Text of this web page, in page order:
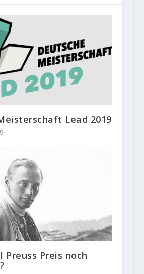
Lead 2019
Preuss Preis noch